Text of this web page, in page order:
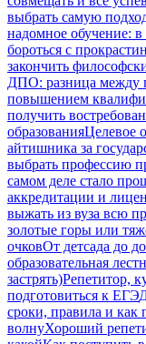
выбрать самую
надомное обучение:
бороться с
закончить
ДПО: разница между
повышением
получить
образованияЦелевое
айтишника за
выбрать профессию
самом деле стало
аккредитации и
выжать из вуза всю
золотые горы или
очковОт детсада до
образовательная
застрять)Репетитор,
подготовиться к ЕГЭ
сроки, правила и как
волнуХороший